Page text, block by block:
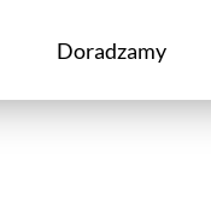
Doradzamy